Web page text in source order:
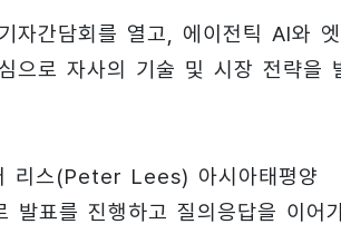
자간담회를 열고, 에이전틱 AI와
으로 자사의 기술 및 시장 전략을
리스(Peter Lees) 아시아태평양
발표를 진행하고 질의응답을 이어